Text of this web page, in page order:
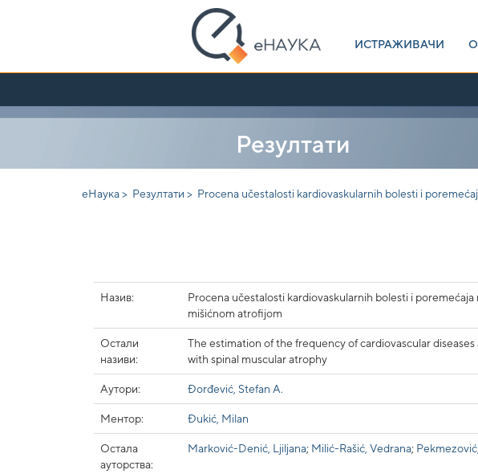
ИСТРАЖИВАЧИ
Резултати
еНаука > Резултати > Procena učestalosti kardiovaskularnih bolesti i
Назив:
Procena učestalosti kardiovaskularnih bolesti i
mišićnom atrofijom
Остали
називи:
The estimation of the frequency of cardiovascular
with spinal muscular atrophy
Аутори: Đorđević, Stefan A.
Ментор: Đukić, Milan
Остала
ауторства:
Marković-Denić, Ljiljana; Milić-Rašić, Vedrana;